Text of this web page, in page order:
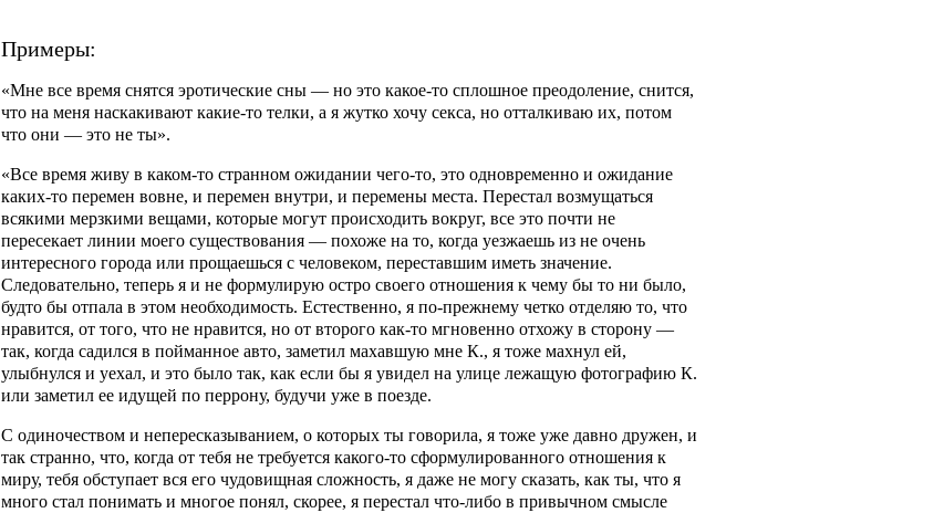
Примеры:
«Мне все время снятся эротические сны — но это какое-то сплошное преодоление, снится,
что на меня наскакивают какие-то телки, а я жутко хочу секса, но отталкиваю их, потом
что они — это не ты».
«Все время живу в каком-то странном ожидании чего-то, это одновременно и ожидание
каких-то перемен вовне, и перемен внутри, и перемены места. Перестал возмущаться
всякими мерзкими вещами, которые могут происходить вокруг, все это почти не
пересекает линии моего существования — похоже на то, когда уезжаешь из не очень
интересного города или прощаешься с человеком, переставшим иметь значение.
Следовательно, теперь я и не формулирую остро своего отношения к чему бы то ни было,
будто бы отпала в этом необходимость. Естественно, я по-прежнему четко отделяю то, что
нравится, от того, что не нравится, но от второго как-то мгновенно отхожу в сторону —
так, когда садился в пойманное авто, заметил махавшую мне К., я тоже махнул ей,
улыбнулся и уехал, и это было так, как если бы я увидел на улице лежащую фотографию К.
или заметил ее идущей по перрону, будучи уже в поезде.
С одиночеством и непересказыванием, о которых ты говорила, я тоже уже давно дружен, и
так странно, что, когда от тебя не требуется какого-то сформулированного отношения к
миру, тебя обступает вся его чудовищная сложность, я даже не могу сказать, как ты, что я
много стал понимать и многое понял, скорее, я перестал что-либо в привычном смысле